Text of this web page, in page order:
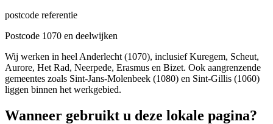
postcode referentie
Postcode 1070 en deelwijken
Wij werken in heel Anderlecht (1070), inclusief Kuregem, Scheut,
Aurore, Het Rad, Neerpede, Erasmus en Bizet. Ook aangrenzende
gemeentes zoals Sint-Jans-Molenbeek (1080) en Sint-Gillis (1060)
liggen binnen het werkgebied.
Wanneer gebruikt u deze lokale pagina?